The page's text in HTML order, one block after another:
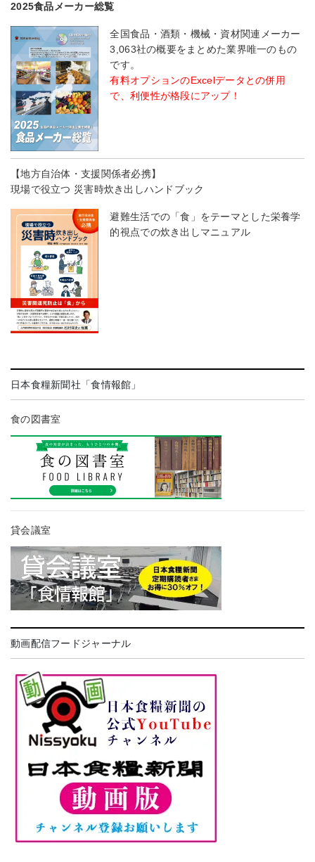
2025食品メーカー総覧
全国食品・酒類・機械・資材関連メーカー
3,063社の概要をまとめた業界唯一のもの
です。
有料オプションのExcelデータとの併用
で、利便性が格段にアップ！
【地方自治体・支援関係者必携】
現場で役立つ 災害時炊き出しハンドブック
避難生活での「食」をテーマとした栄養学
的視点での炊き出しマニュアル
日本食糧新聞社「食情報館」
食の図書室
貸会議室
動画配信フードジャーナル